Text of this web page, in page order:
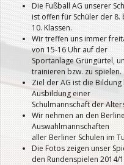
Die Fußball AG unserer
ist offen für Schüler der 8.
10. Klassen.
Wir treffen uns immer
von 15-16 Uhr auf der
Sportanlage Grüngürtel,
trainieren bzw. zu spielen.
Ziel der AG ist die Bildung
Ausbildung einer
Schulmannschaft der
Wir nehmen an den
Auswahlmannschaften
aller Berliner Schulen im
Die Fotos zeigen unser
den Rundenspielen 2014/